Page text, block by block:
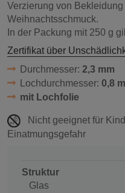
Verzierung von Bekleidung
Weihnachtsschmuck.
In der Packung mit 250 g
Zertifikat über
Durchmesser: 2,3 mm
Lochdurchmesser: 0,8
mit Lochfolie
Nicht geeignet für
Einatmungsgefahr
Struktur
Glas